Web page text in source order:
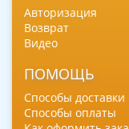
Авторизация
Возврат
Видео
ПОМОЩЬ
Способы доставки
Способы оплаты